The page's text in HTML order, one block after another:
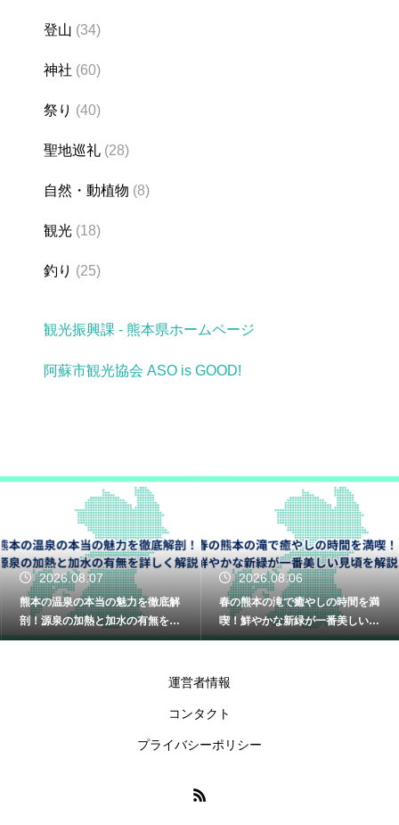
登山 (34)
神社 (60)
祭り (40)
聖地巡礼 (28)
自然・動植物 (8)
観光 (18)
釣り (25)
観光振興課 - 熊本県ホームページ
阿蘇市観光協会 ASO is GOOD!
2026.08.07
熊本の温泉の本当の魅力を徹底解
剖！源泉の加熱と加水の有無を詳
しく解説
2026.08.06
春の熊本の滝で癒やしの時間を満
喫！鮮やかな新緑が一番美しい見
頃を解説
運営者情報
コンタクト
プライバシーポリシー